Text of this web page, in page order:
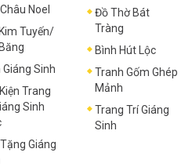
Noel
Tuyến/
Giáng Sinh
Trang
Sinh
Giáng
Đồ Thờ Bát
Tràng
Bình Hút Lộc
Tranh Gốm Ghép
Mảnh
Trang Trí Giáng
Sinh